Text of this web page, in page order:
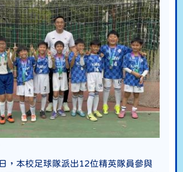
，本校足球隊派出12位精英隊員參與